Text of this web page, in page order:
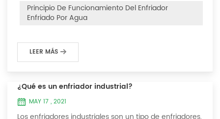
Principio De Funcionamiento Del Enfriador
Enfriado Por Agua
LEER MÁS
¿Qué es un enfriador industrial?
MAY 17 , 2021